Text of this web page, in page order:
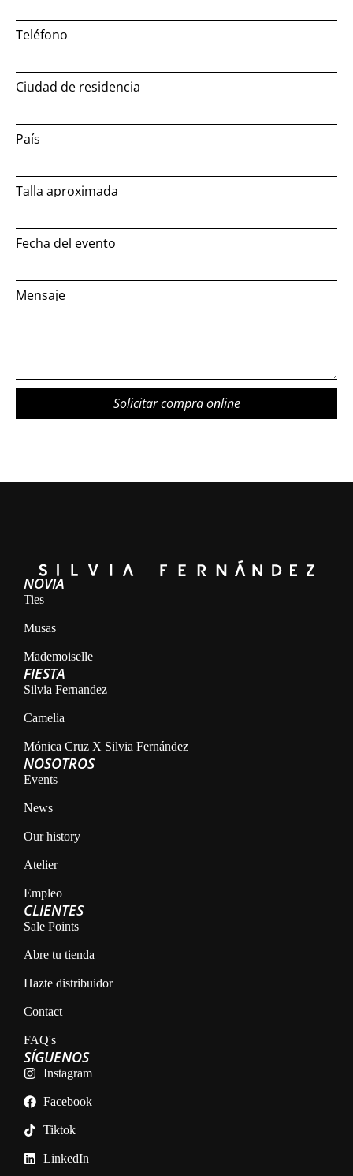
Teléfono
Ciudad de residencia
País
Talla aproximada
Fecha del evento
Mensaje
Solicitar compra online
NOVIA
Ties
Musas
Mademoiselle
FIESTA
Silvia Fernandez
Camelia
Mónica Cruz X Silvia Fernández
NOSOTROS
Events
News
Our history
Atelier
Empleo
CLIENTES
Sale Points
Abre tu tienda
Hazte distribuidor
Contact
FAQ's
SÍGUENOS
Instagram
Facebook
Tiktok
LinkedIn